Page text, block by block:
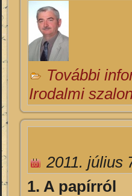
További
Irodalmi
2011. július
1. A papírról